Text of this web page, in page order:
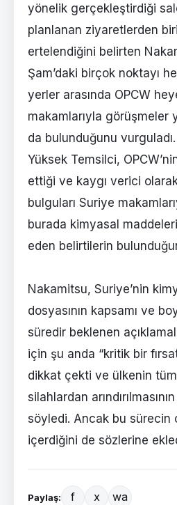
yönelik gerçekleştirdiği
planlanan ziyaretlerden
ertelendiğini belirten
Şam’daki birçok noktayı
yerler arasında OPCW
makamlarıyla görüşmeler
da bulunduğunu vurguladı.
Yüksek Temsilci,
ettiği ve kaygı verici
bulguları Suriye
burada kimyasal
eden belirtilerin
Nakamitsu, Suriye’nin
dosyasının kapsamı ve
süredir beklenen
için şu anda “kritik bir
dikkat çekti ve ülkenin
silahlardan
söyledi. Ancak bu sürecin
içerdiğini de sözlerine
Paylaş: f x wa